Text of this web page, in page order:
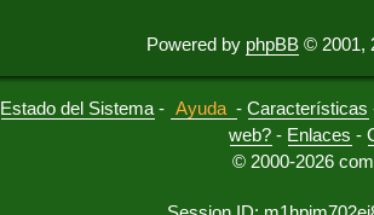
Powered by phpBB © 2001,
Estado del Sistema - Ayuda -Características
web? - Enlaces -
© 2000-2026